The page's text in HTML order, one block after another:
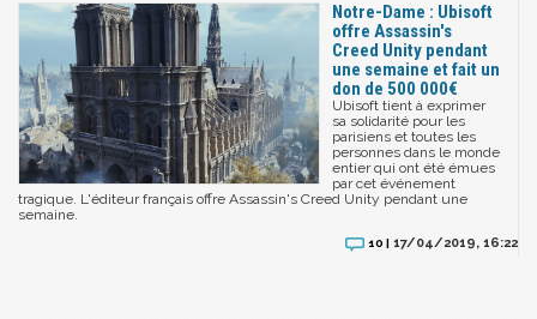
Notre-Dame : Ubisoft
offre Assassin's
Creed Unity pendant
une semaine et fait un
don de 500 000€
Ubisoft tient à exprimer
sa solidarité pour les
parisiens et toutes les
personnes dans le monde
entier qui ont été émues
par cet événement
tragique. L'éditeur français offre Assassin's Creed Unity pendant une
semaine.
10 | 17/04/2019, 16:22